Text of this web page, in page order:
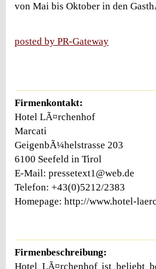
von Mai bis Oktober in den
posted by PR-Gateway
Firmenkontakt:
Hotel LÃ¤rchenhof
Marcati
GeigenbÃ¼helstrasse 203
6100 Seefeld in Tirol
E-Mail: pressetext1@web.de
Telefon: +43(0)5212/2383
Homepage: http://www.hotel-
Firmenbeschreibung:
Hotel LÃ¤rchenhof ist beliebt